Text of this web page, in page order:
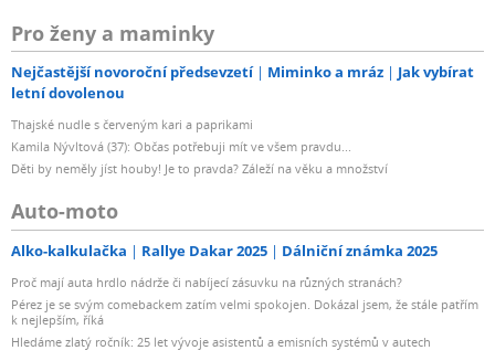
Pro ženy a maminky
Nejčastější novoroční předsevzetí Miminko a mráz
Jak vybírat
letní dovolenou
Thajské nudle s červeným kari a paprikami
Kamila Nývltová (37): Občas potřebuji mít ve všem pravdu...
Děti by neměly jíst houby! Je to pravda? Záleží na věku a množství
Auto-moto
Alko-kalkulačka Rallye Dakar 2025 Dálniční známka 2025
Proč mají auta hrdlo nádrže či nabíjecí zásuvku na různých stranách?
Pérez je se svým comebackem zatím velmi spokojen. Dokázal jsem, že stále patřím
k nejlepším, říká
Hledáme zlatý ročník: 25 let vývoje asistentů a emisních systémů v autech